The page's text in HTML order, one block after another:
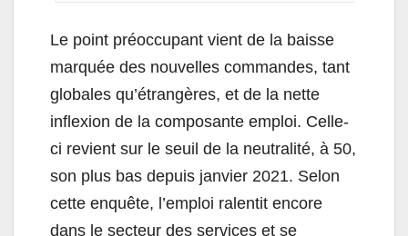
Le point préoccupant vient de la baisse
marquée des nouvelles commandes, tant
globales qu’étrangères, et de la nette
inflexion de la composante emploi. Celle-
ci revient sur le seuil de la neutralité, à 50,
son plus bas depuis janvier 2021. Selon
cette enquête, l’emploi ralentit encore
dans le secteur des services et se